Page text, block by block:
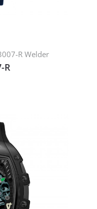
R Welder
R